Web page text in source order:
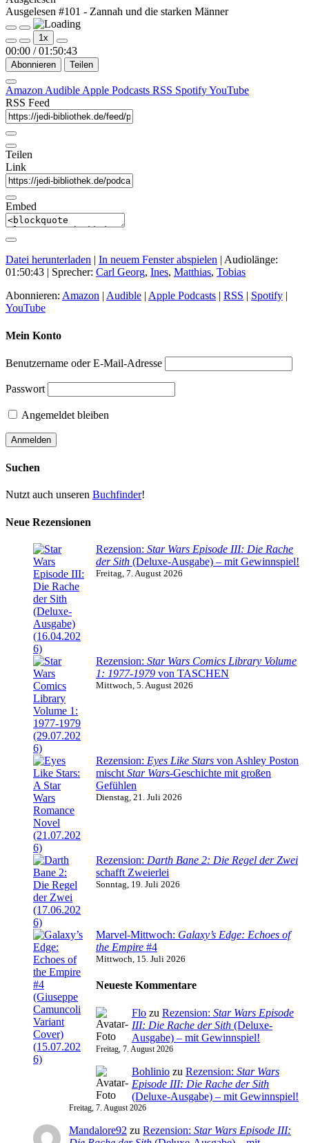
Ausgelesen #101 - Zannah und die starken Männer
Play
Episode
Pause
Episode
1x
00:00 / 01:50:43
Abonnieren Teilen
AmazonAudibleApple Podcasts RSS SpotifyYouTube
RSS Feed
Teilen
Link
Embed
Datei herunterladen | In neuem Fenster abspielen | Audiolänge:
01:50:43 | Sprecher: Carl Georg, Ines, Matthias, Tobias
Abonnieren: Amazon | Audible | Apple Podcasts | RSS | Spotify |
YouTube
Mein Konto
Benutzername oder E-Mail-Adresse
Passwort
Angemeldet bleiben
Suchen
Nutzt auch unseren Buchfinder!
Neue Rezensionen
Rezension: Star Wars Episode III: Die Rache
der Sith (Deluxe-Ausgabe) – mit Gewinnspiel!
Freitag, 7. August 2026
Rezension: Star Wars Comics Library Volume
1: 1977-1979 von TASCHEN
Mittwoch, 5. August 2026
Rezension: Eyes Like Stars von Ashley Poston
mischt Star Wars-Geschichte mit großen
Gefühlen
Dienstag, 21. Juli 2026
Rezension: Darth Bane 2: Die Regel der Zwei
schafft Zweierlei
Sonntag, 19. Juli 2026
Marvel-Mittwoch: Galaxy’s Edge: Echoes of
the Empire #4
Mittwoch, 15. Juli 2026
Neueste Kommentare
Flo zu Rezension: Star Wars Episode
III: Die Rache der Sith (Deluxe-
Ausgabe) – mit Gewinnspiel!
Freitag, 7. August 2026
Bohlinio zu Rezension: Star Wars
Episode III: Die Rache der Sith
(Deluxe-Ausgabe) – mit Gewinnspiel!
Freitag, 7. August 2026
Mandalore92 zu Rezension: Star Wars Episode III: